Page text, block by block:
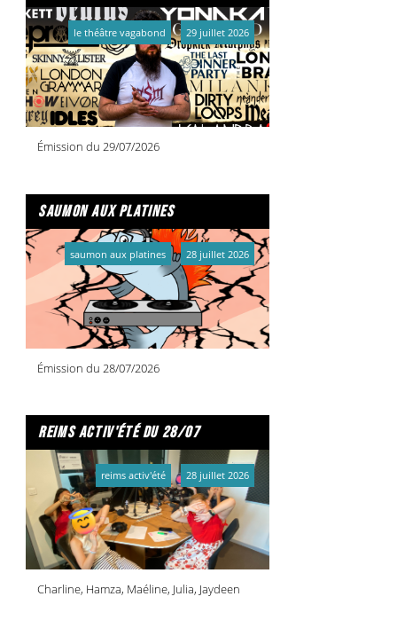
Émission du 29/07/2026
le théâtre vagabond 29 juillet 2026
saumon aux platines
Émission du 28/07/2026
saumon aux platines 28 juillet 2026
reims activ'été du 28/07
Charline, Hamza, Maéline, Julia, Jaydeen
reims activ'été 28 juillet 2026